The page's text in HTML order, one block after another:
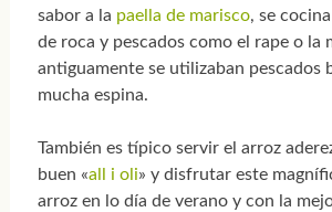
sabor a la paella de marisco, se
de roca y pescados como el rape o la
antiguamente se utilizaban pescados
mucha espina.
También es típico servir el arroz
buen «all i oli» y disfrutar este
arroz en lo día de verano y con la